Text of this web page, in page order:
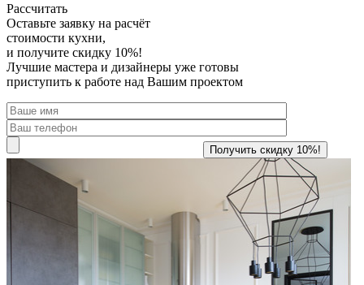
Рассчитать
Оставьте заявку на расчёт
стоимости кухни,
и получите скидку 10%!
Лучшие мастера и дизайнеры уже готовы
приступить к работе над Вашим проектом